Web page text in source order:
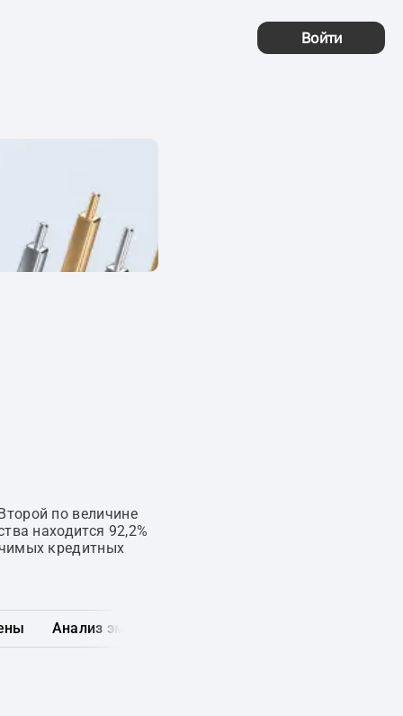
Войти
по величине
находится 92,2%
кредитных
Анализ эмитента